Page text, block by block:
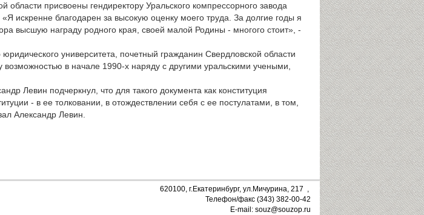
присвоены гендиректору Уральского компрессорного завода
искренне благодарен за высокую оценку моего труда. За долгие годы я
высшую награду родного края, своей малой Родины - многого стоит», -
университета, почетный гражданин Свердловской области
в начале 1990-х наряду с другими уральскими учеными,
Левин подчеркнул, что для такого документа как конституция
- в ее толковании, в отождествлении себя с ее постулатами, в том,
Александр Левин.
620100, г.Екатеринбург, ул.Мичурина, 217 ,
Телефон/факс (343) 382-00-42
E-mail: souz@souzop.ru